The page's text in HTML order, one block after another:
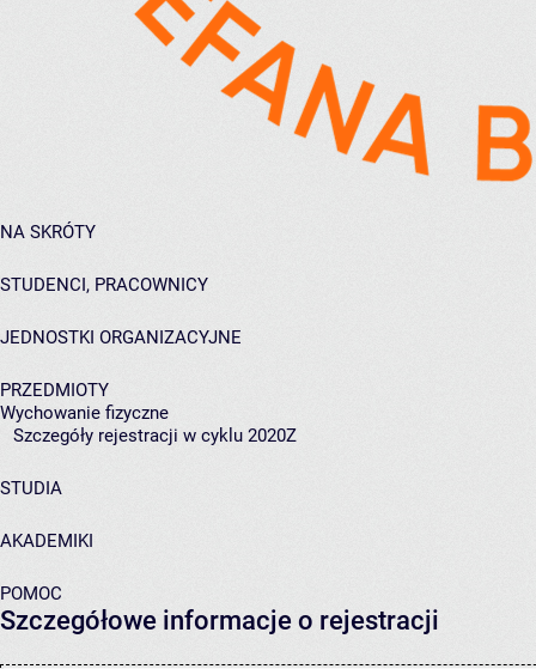
NA SKRÓTY
STUDENCI, PRACOWNICY
JEDNOSTKI ORGANIZACYJNE
PRZEDMIOTY
Wychowanie fizyczne
Szczegóły rejestracji w cyklu 2020Z
STUDIA
AKADEMIKI
POMOC
Szczegółowe informacje o rejestracji